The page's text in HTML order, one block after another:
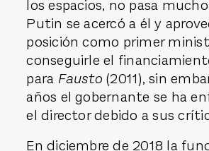
los espacios, no pasa
Putin se acercó a él y
posición como primer
conseguirle el
para Fausto (2011), sin
años el gobernante se ha
el director debido a sus
En diciembre de 2018 la